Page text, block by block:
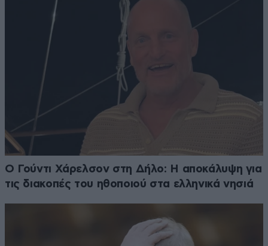
Ο Γούντι Χάρελσον στη Δήλο: Η αποκάλυψη για
τις διακοπές του ηθοποιού στα ελληνικά νησιά